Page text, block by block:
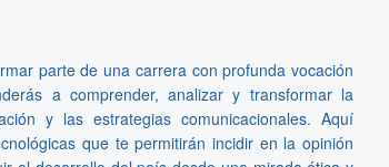
parte de una carrera con profunda vocación
a comprender, analizar y transformar la
y las estrategias comunicacionales. Aquí
que te permitirán incidir en la opinión